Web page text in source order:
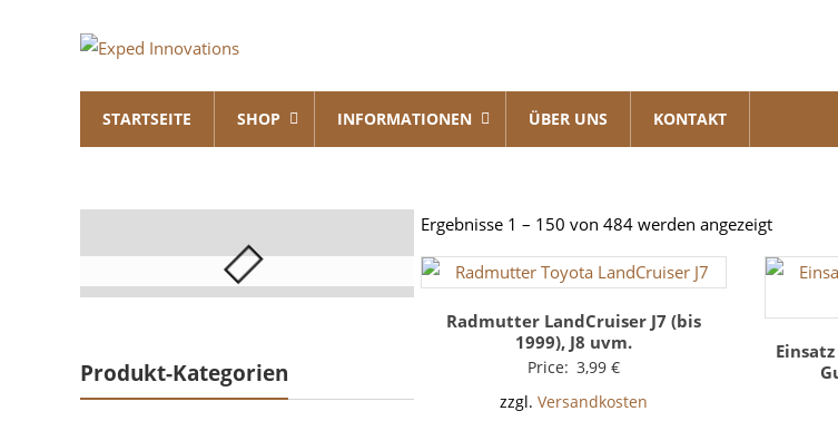
Exped
Innovations
Solutions
for
Overland
STARTSEITE SHOP INFORMATIONEN ÜBER UNS KONTAKT
Ergebnisse 1 – 150 von 484 werden angezeigtNach
sortiert
Radmutter LandCruiser J7 (bis
1999), J8 uvm.
Price: 3,99 €
zzgl. Versandkosten
Produkt-Kategorien